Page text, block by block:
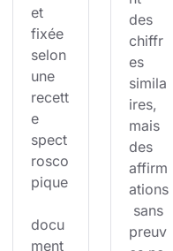
et
fixée
selon
une
recett
e
spect
rosco
pique
docu
ment
des
chiffr
es
simila
ires,
mais
des
affirm
ations
sans
preuv